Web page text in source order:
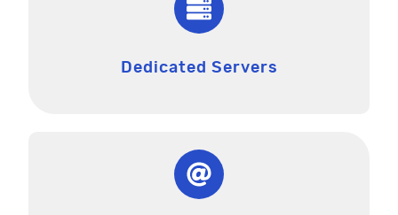
Dedicated Servers